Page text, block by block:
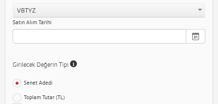
VBTYZ
Satın Alım Tarihi
Girilecek Değerin Tipi
Senet Adedi
Toplam Tutar (TL)